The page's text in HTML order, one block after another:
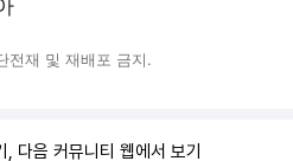
재 및 재배포 금지.
, 다음 커뮤니티 웹에서 보기